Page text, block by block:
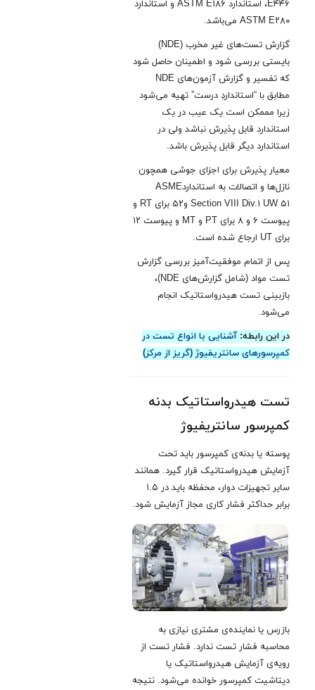
E۴۴۶، استاندارد ASTM E۱۸۶ و استاندارد
ASTM E۲۸۰ می‌باشد
.
گزارش تست‌های غیر مخرب (NDE)
بایستی بررسی شود و اطمینان حاصل شود
که تفسیر و گزارش آزمون‌های NDE
مطابق با “استانداردِ درست” تهیه می‌شود
زیرا مممکن است یک عیب در یک
استاندارد قابل پذیرش نباشد ولی در
استاندارد دیگر قابل پذیرش باشد.
معیار پذیرش برای اجزای جوشی همچون
نازل‌ها و اتصالات به استانداردASME
Section VIII Div.۱ UW ۵۱ و۵۲ برای RT و
پیوست ۶ و ۸ برای PT و MT و پیوست ۱۲
برای UT ارجاع شده است
.
پس از اتمام موفقیت‌آمیز بررسی گزارش
تست مواد (شامل گزارش‌های NDE)،
بازبینی تست هیدرواستاتیک انجام
می‌شود.
در این رابطه:آشنایی با انواع تست‌ در
کمپرسورهای سانتریفیوژ (گریز از مرکز)
تست هیدرواستاتیک بدنه
کمپرسور سانتریفیوژ
پوسته یا بدنه‌ی کمپرسور باید تحت
آزمایش هیدرواستاتیک قرار گیرد. همانند
سایر تجهیزات دوار، محفظه باید در ۱.۵
برابر حداکثر فشار کاری مجاز آزمایش شود.
بازرس یا نماینده‌ی مشتری نیازی به
محاسبه فشار تست ندارد. فشار تست از
رویه‌ی آزمایش هیدرواستاتیک یا
دیتاشیت کمپرسور خوانده می‌شود. نتیجه